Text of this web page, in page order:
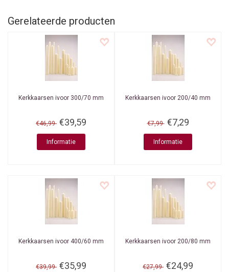
Gerelateerde producten
Kerkkaarsen ivoor 300/70 mm
€46,99 €39,59
Informatie
Kerkkaarsen ivoor 200/40 mm
€7,99 €7,29
Informatie
Kerkkaarsen ivoor 400/60 mm
€39,99 €35,99
Kerkkaarsen ivoor 200/80 mm
€27,99 €24,99